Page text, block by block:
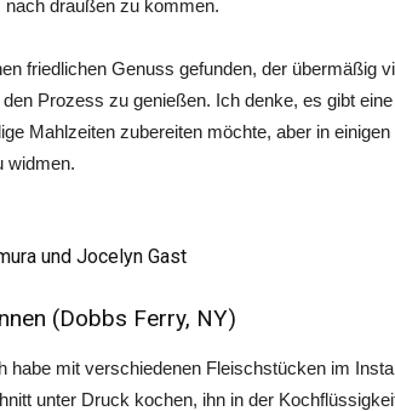
nach draußen zu kommen.
friedlichen Genuss gefunden, der übermäßig
Prozess zu genießen. Ich denke, es gibt
Mahlzeiten zubereiten möchte, aber in
widmen.
und Jocelyn Gast
(Dobbs Ferry, NY)
habe mit verschiedenen Fleischstücken im
unter Druck kochen, ihn in der